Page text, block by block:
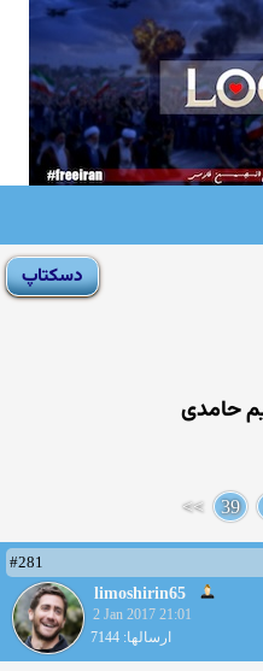
39
>>
#281
limoshirin65
2 Jan 2017 21:01
ارسالها: 7144